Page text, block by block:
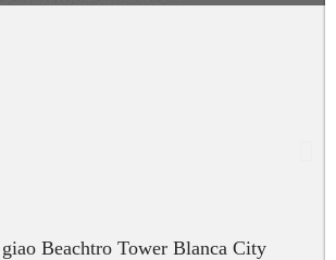
Beachtro Tower Blanca City